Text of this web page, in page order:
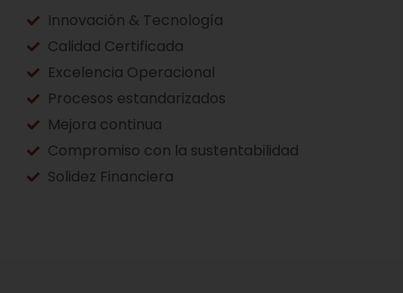
Innovación & Tecnología
Calidad Certificada
Excelencia Operacional
Procesos estandarizados
Mejora continua
Compromiso con la sustentabilidad
Solidez Financiera